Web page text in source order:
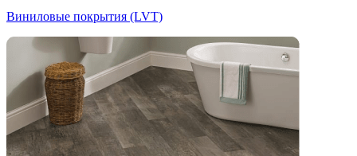
Виниловые покрытия (LVT)